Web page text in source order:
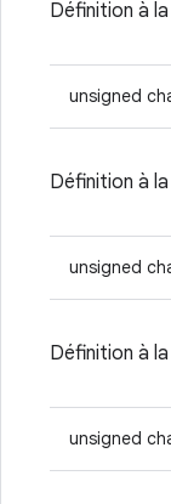
Définition à la
unsigned
Définition à la
unsigned
Définition à la
unsigned